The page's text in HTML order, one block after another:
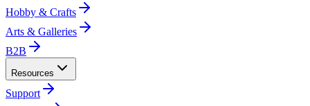
Hobby & Crafts​​​​‌ ‍ ​‍​‍‌‍ ‌ ​‍‌‍‍‌‌‍‌ ‌‍‍‌‌‍ ‍​‍​‍​ ‍‍​‍​‍‌ ​ ‌‍​‌‌‍ ‍‌‍‍‌‌ ‌​‌ ‍‌​‍ ‍‌‍‍‌‌‍ ​‍​‍​‍ ​​‍​‍‌‍‍​‌ ​‍‌‍‌‌‌‍‌‍​‍​‍​ ‍‍​‍​‍‌‍‍​‌ ‌​‌ ‌​‌ ​​​ ‍‍​‍ ​‍ ‌‍ ​‌‍ ‌‍​ ‌‍​‌‌‍ ​‌‍‍​‌‍ ‌ ​ ‌ ‌​​ ‍‍​ ​ ​ ​​​ ​​​ ​​​‍ ‌ ​ ‌ ‌​‌ ‌‌‌‍‌​‌‍‍‌‌‍ ​‍ ‌‍‍‌‌‍ ‍‌ ‌​‌‍‌‌‌‍ ‍‌ ‌​​‍ ‌‍‌‌‌‍‌​‌‍‍‌‌ ‌​​‍ ‌‍ ‌‌‍ ‌‍‌​‌‍‌‌​ ‌‌ ​​‌ ​‍‌‍‌‌‌ ​ ‌‍‌‌‌‍ ‍‌ ‌​‌‍​‌‌ ‌​‌‍‍‌‌‍ ‌‍ ‍​ ‍ ‌‍‍‌‌‍‌​​ ‌​ ​‌​ ‍​​ ‍​‌‍‌‍‌‍​ ​ ‌ ​ ​ ‌‍​ ​‍ ‌​ ​ ‌‍​‌​ ​​‌‍‌‌​‍ ‌​ ‌​​ ​ ​ ​‌​ ​​​‍ ‌​ ‍​‌‍‌‍​ ‍‌​ ​ ​‍ ‌‌‍​‌‌‍‌‍‌‍​ ‌‍​‍​ ‌‍‌‍​ ​ ​‌​ ​ ​ ‍‌​ ‍‌​ ‌‍‌‍​‍​ ‍ ‌ ‌​‌ ‍‌‌ ​​‌‍‌‌​ ‌‌‍ ‍‌‍​‌‌ ‌‍‌‍‍‌‌‍‌ ‌‍​‌‌ ‌​‌‍‍‌‌‍ ‌‍ ‍​ ‍ ‌ ​​‌‍​‌‌ ‌​‌‍‍​​ ‌‌‍ ‍‌‍​‌‌ ‌‍‌‍‍‌‌‍‌ ‌‍​‌‌ ‌​‌‍‍‌‌‍ ‌‍ ‍‌​‍‌‌ ‌​‌‍‌‌‌‍ ‌‌ ​ ​‍‌‌​ ‌‌‌​​‍‌‌ ‌‍‍ ‌‍‌‌‌ ‍‌​‍‌‌​ ​ ‌​‌​​‍‌‌​ ​ ‌​‌​​‍‌‌​ ​‍​ ​‍‌‍​‌​ ‌ ​ ‍‌‌‍​‌​ ‌‍‌‍​‌‌‍​ ​ ​‌‌‍‌​​ ‌ ​ ‍‌‌‍‌‍​‍‌‌​ ​‍​ ​‍​‍‌‌​ ‌‌‌​‌​​‍ ‍‌‍​ ‌‍‍​‌‍‍‌‌‍ ​‌‍‌​‌ ​‍‌‍‌‌‌‍ ‍​‍‌‌​ ‌‌‌​​‍‌‌ ‌‍‍ ‌‍‌‌‌ ‍‌​‍‌‌​ ​ ‌​‌​​‍‌‌​ ​ ‌​‌​​‍‌‌​ ​‍​ ​‍‌‍‌‌‌‍‌‍‌‍‌‌‌‍‌‍​ ‌ ‌‍‌‌​ ‌‍‌‍‌‌​ ‌‌‌‍​‌​ ​​‌‍‌‌​‍‌‌​ ​‍​ ​‍​‍‌‌​ ‌‌‌​‌​​‍ ‍‌ ‌​‌‍‍‌‌ ‌​‌‍ ​‌‍‌‌​ ‌‍​‍‌‍​‌‌ ​ ‌‍‌‌‌‌‌‌‌ ​‍‌‍ ​​ ‌‌‍‍​‌ ‌​‌ ‌​‌ ​​​‍‌‌​ ​ ‌​​‌​‍‌‌​ ​‍‌​‌‍​‍‌‌​ ​‍‌​‌‍‌‍ ​‌‍ ‌‍​ ‌‍​‌‌‍ ​‌‍‍​‌‍ ‌ ​ ‌ ‌​​‍‌‌​ ​ ‌​​‌​ ​ ​ ​​​ ​​​ ​​​‍‌‌​ ​‍‌​‌‍‌ ​ ‌ ‌​‌ ‌‌‌‍‌​‌‍‍‌‌‍ ​‍‌‍‌‍‍‌‌‍‌​​ ‌​ ​‌​ ‍​​ ‍​‌‍‌‍‌‍​ ​ ‌ ​ ​ ‌‍​ ​‍ ‌​ ​ ‌‍​‌​ ​​‌‍‌‌​‍ ‌​ ‌​​ ​ ​ ​‌​ ​​​‍ ‌​ ‍​‌‍‌‍​ ‍‌​ ​ ​‍ ‌‌‍​‌‌‍‌‍‌‍​ ‌‍​‍​ ‌‍‌‍​ ​ ​‌​ ​ ​ ‍‌​ ‍‌​ ‌‍‌‍​‍​‍‌‍‌ ‌​‌ ‍‌‌ ​​‌‍‌‌​ ‌‌‍ ‍‌‍​‌‌ ‌‍‌‍‍‌‌‍‌ ‌‍​‌‌ ‌​‌‍‍‌‌‍ ‌‍ ‍​‍‌‍‌ ​​‌‍​‌‌ ‌​‌‍‍​​ ‌‌‍ ‍‌‍​‌‌ ‌‍‌‍‍‌‌‍‌ ‌‍​‌‌ ‌​‌‍‍‌‌‍ ‌‍ ‍‌​‍‌‌ ‌​‌‍‌‌‌‍ ‌‌ ​ ​‍‌‌​ ‌‌‌​​‍‌‌ ‌‍‍ ‌‍‌‌‌ ‍‌​‍‌‌​ ​ ‌​‌​​‍‌‌​ ​ ‌​‌​​‍‌‌​ ​‍​ ​‍‌‍​‌​ ‌ ​ ‍‌‌‍​‌​ ‌‍‌‍​‌‌‍​ ​ ​‌‌‍‌​​ ‌ ​ ‍‌‌‍‌‍​‍‌‌​ ​‍​ ​‍​‍‌‌​ ‌‌‌​‌​​‍ ‍‌‍​ ‌‍‍​‌‍‍‌‌‍ ​‌‍‌​‌ ​‍‌‍‌‌‌‍ ‍​‍‌‌​ ‌‌‌​​‍‌‌ ‌‍‍ ‌‍‌‌‌ ‍‌​‍‌‌​ ​ ‌​‌​​‍‌‌​ ​ ‌​‌​​‍‌‌​ ​‍​ ​‍‌‍‌‌‌‍‌‍‌‍‌‌‌‍‌‍​ ‌ ‌‍‌‌​ ‌‍‌‍‌‌​ ‌‌‌‍​‌​ ​​‌‍‌‌​‍‌‌​ ​‍​ ​‍​‍‌‌​ ‌‌‌​‌​​‍ ‍‌ ‌​‌‍‍‌‌ ‌​‌‍ ​‌‍‌‌​‍‌‍‌ ​​‌‍‌‌‌ ​‍‌ ​ ‌ ​​‌‍‌‌‌‍​ ‌ ‌​‌‍‍‌‌ ‌‍‌‍‌‌​ ‌‌ ​​‌ ‌‌‌‍​‍‌‍ ​‌‍‍‌‌ ​ ‌‍‍​‌‍‌‌‌‍‌​​‍​‍‌ ‌
Arts & Galleries​​​​‌ ‍ ​‍​‍‌‍ ‌ ​‍‌‍‍‌‌‍‌ ‌‍‍‌‌‍ ‍​‍​‍​ ‍‍​‍​‍‌ ​ ‌‍​‌‌‍ ‍‌‍‍‌‌ ‌​‌ ‍‌​‍ ‍‌‍‍‌‌‍ ​‍​‍​‍ ​​‍​‍‌‍‍​‌ ​‍‌‍‌‌‌‍‌‍​‍​‍​ ‍‍​‍​‍‌‍‍​‌ ‌​‌ ‌​‌ ​​​ ‍‍​‍ ​‍ ‌‍ ​‌‍ ‌‍​ ‌‍​‌‌‍ ​‌‍‍​‌‍ ‌ ​ ‌ ‌​​ ‍‍​ ​ ​ ​​​ ​​​ ​​​‍ ‌ ​ ‌ ‌​‌ ‌‌‌‍‌​‌‍‍‌‌‍ ​‍ ‌‍‍‌‌‍ ‍‌ ‌​‌‍‌‌‌‍ ‍‌ ‌​​‍ ‌‍‌‌‌‍‌​‌‍‍‌‌ ‌​​‍ ‌‍ ‌‌‍ ‌‍‌​‌‍‌‌​ ‌‌ ​​‌ ​‍‌‍‌‌‌ ​ ‌‍‌‌‌‍ ‍‌ ‌​‌‍​‌‌ ‌​‌‍‍‌‌‍ ‌‍ ‍​ ‍ ‌‍‍‌‌‍‌​​ ‌​ ​‌​ ‍​​ ‍​‌‍‌‍‌‍​ ​ ‌ ​ ​ ‌‍​ ​‍ ‌​ ​ ‌‍​‌​ ​​‌‍‌‌​‍ ‌​ ‌​​ ​ ​ ​‌​ ​​​‍ ‌​ ‍​‌‍‌‍​ ‍‌​ ​ ​‍ ‌‌‍​‌‌‍‌‍‌‍​ ‌‍​‍​ ‌‍‌‍​ ​ ​‌​ ​ ​ ‍‌​ ‍‌​ ‌‍‌‍​‍​ ‍ ‌ ‌​‌ ‍‌‌ ​​‌‍‌‌​ ‌‌‍ ‍‌‍​‌‌ ‌‍‌‍‍‌‌‍‌ ‌‍​‌‌ ‌​‌‍‍‌‌‍ ‌‍ ‍​ ‍ ‌ ​​‌‍​‌‌ ‌​‌‍‍​​ ‌‌‍ ‍‌‍​‌‌ ‌‍‌‍‍‌‌‍‌ ‌‍​‌‌ ‌​‌‍‍‌‌‍ ‌‍ ‍‌​‍‌‌ ‌​‌‍‌‌‌‍ ‌‌ ​ ​‍‌‌​ ‌‌‌​​‍‌‌ ‌‍‍ ‌‍‌‌‌ ‍‌​‍‌‌​ ​ ‌​‌​​‍‌‌​ ​ ‌​‌​​‍‌‌​ ​‍​ ​‍‌‍​‌​ ‌ ​ ‍‌‌‍​‌​ ‌‍‌‍​‌‌‍​ ​ ​‌‌‍‌​​ ‌ ​ ‍‌‌‍‌‍​‍‌‌​ ​‍​ ​‍​‍‌‌​ ‌‌‌​‌​​‍ ‍‌‍​ ‌‍‍​‌‍‍‌‌‍ ​‌‍‌​‌ ​‍‌‍‌‌‌‍ ‍​‍‌‌​ ‌‌‌​​‍‌‌ ‌‍‍ ‌‍‌‌‌ ‍‌​‍‌‌​ ​ ‌​‌​​‍‌‌​ ​ ‌​‌​​‍‌‌​ ​‍​ ​‍​ ‍​‌‍‌​​ ‍​​ ‌ ​ ​‌‌‍​‍‌‍​‌‌‍​ ​ ‌‌‌‍​ ​ ‌​​ ​‌​‍‌‌​ ​‍​ ​‍​‍‌‌​ ‌‌‌​‌​​‍ ‍‌ ‌​‌‍‍‌‌ ‌​‌‍ ​‌‍‌‌​ ‌‍​‍‌‍​‌‌ ​ ‌‍‌‌‌‌‌‌‌ ​‍‌‍ ​​ ‌‌‍‍​‌ ‌​‌ ‌​‌ ​​​‍‌‌​ ​ ‌​​‌​‍‌‌​ ​‍‌​‌‍​‍‌‌​ ​‍‌​‌‍‌‍ ​‌‍ ‌‍​ ‌‍​‌‌‍ ​‌‍‍​‌‍ ‌ ​ ‌ ‌​​‍‌‌​ ​ ‌​​‌​ ​ ​ ​​​ ​​​ ​​​‍‌‌​ ​‍‌​‌‍‌ ​ ‌ ‌​‌ ‌‌‌‍‌​‌‍‍‌‌‍ ​‍‌‍‌‍‍‌‌‍‌​​ ‌​ ​‌​ ‍​​ ‍​‌‍‌‍‌‍​ ​ ‌ ​ ​ ‌‍​ ​‍ ‌​ ​ ‌‍​‌​ ​​‌‍‌‌​‍ ‌​ ‌​​ ​ ​ ​‌​ ​​​‍ ‌​ ‍​‌‍‌‍​ ‍‌​ ​ ​‍ ‌‌‍​‌‌‍‌‍‌‍​ ‌‍​‍​ ‌‍‌‍​ ​ ​‌​ ​ ​ ‍‌​ ‍‌​ ‌‍‌‍​‍​‍‌‍‌ ‌​‌ ‍‌‌ ​​‌‍‌‌​ ‌‌‍ ‍‌‍​‌‌ ‌‍‌‍‍‌‌‍‌ ‌‍​‌‌ ‌​‌‍‍‌‌‍ ‌‍ ‍​‍‌‍‌ ​​‌‍​‌‌ ‌​‌‍‍​​ ‌‌‍ ‍‌‍​‌‌ ‌‍‌‍‍‌‌‍‌ ‌‍​‌‌ ‌​‌‍‍‌‌‍ ‌‍ ‍‌​‍‌‌ ‌​‌‍‌‌‌‍ ‌‌ ​ ​‍‌‌​ ‌‌‌​​‍‌‌ ‌‍‍ ‌‍‌‌‌ ‍‌​‍‌‌​ ​ ‌​‌​​‍‌‌​ ​ ‌​‌​​‍‌‌​ ​‍​ ​‍‌‍​‌​ ‌ ​ ‍‌‌‍​‌​ ‌‍‌‍​‌‌‍​ ​ ​‌‌‍‌​​ ‌ ​ ‍‌‌‍‌‍​‍‌‌​ ​‍​ ​‍​‍‌‌​ ‌‌‌​‌​​‍ ‍‌‍​ ‌‍‍​‌‍‍‌‌‍ ​‌‍‌​‌ ​‍‌‍‌‌‌‍ ‍​‍‌‌​ ‌‌‌​​‍‌‌ ‌‍‍ ‌‍‌‌‌ ‍‌​‍‌‌​ ​ ‌​‌​​‍‌‌​ ​ ‌​‌​​‍‌‌​ ​‍​ ​‍​ ‍​‌‍‌​​ ‍​​ ‌ ​ ​‌‌‍​‍‌‍​‌‌‍​ ​ ‌‌‌‍​ ​ ‌​​ ​‌​‍‌‌​ ​‍​ ​‍​‍‌‌​ ‌‌‌​‌​​‍ ‍‌ ‌​‌‍‍‌‌ ‌​‌‍ ​‌‍‌‌​‍‌‍‌ ​​‌‍‌‌‌ ​‍‌ ​ ‌ ​​‌‍‌‌‌‍​ ‌ ‌​‌‍‍‌‌ ‌‍‌‍‌‌​ ‌‌ ​​‌ ‌‌‌‍​‍‌‍ ​‌‍‍‌‌ ​ ‌‍‍​‌‍‌‌‌‍‌​​‍​‍‌ ‌
B2B​​​​‌ ‍ ​‍​‍‌‍ ‌ ​‍‌‍‍‌‌‍‌ ‌‍‍‌‌‍ ‍​‍​‍​ ‍‍​‍​‍‌ ​ ‌‍​‌‌‍ ‍‌‍‍‌‌ ‌​‌ ‍‌​‍ ‍‌‍‍‌‌‍ ​‍​‍​‍ ​​‍​‍‌‍‍​‌ ​‍‌‍‌‌‌‍‌‍​‍​‍​ ‍‍​‍​‍‌‍‍​‌ ‌​‌ ‌​‌ ​​​ ‍‍​‍ ​‍ ‌‍ ​‌‍ ‌‍​ ‌‍​‌‌‍ ​‌‍‍​‌‍ ‌ ​ ‌ ‌​​ ‍‍​ ​ ​ ​​​ ​​​ ​​​‍ ‌ ​ ‌ ‌​‌ ‌‌‌‍‌​‌‍‍‌‌‍ ​‍ ‌‍‍‌‌‍ ‍‌ ‌​‌‍‌‌‌‍ ‍‌ ‌​​‍ ‌‍‌‌‌‍‌​‌‍‍‌‌ ‌​​‍ ‌‍ ‌‌‍ ‌‍‌​‌‍‌‌​ ‌‌ ​​‌ ​‍‌‍‌‌‌ ​ ‌‍‌‌‌‍ ‍‌ ‌​‌‍​‌‌ ‌​‌‍‍‌‌‍ ‌‍ ‍​ ‍ ‌‍‍‌‌‍‌​​ ‌​ ​‌​ ‍​​ ‍​‌‍‌‍‌‍​ ​ ‌ ​ ​ ‌‍​ ​‍ ‌​ ​ ‌‍​‌​ ​​‌‍‌‌​‍ ‌​ ‌​​ ​ ​ ​‌​ ​​​‍ ‌​ ‍​‌‍‌‍​ ‍‌​ ​ ​‍ ‌‌‍​‌‌‍‌‍‌‍​ ‌‍​‍​ ‌‍‌‍​ ​ ​‌​ ​ ​ ‍‌​ ‍‌​ ‌‍‌‍​‍​ ‍ ‌ ‌​‌ ‍‌‌ ​​‌‍‌‌​ ‌‌‍ ‍‌‍​‌‌ ‌‍‌‍‍‌‌‍‌ ‌‍​‌‌ ‌​‌‍‍‌‌‍ ‌‍ ‍​ ‍ ‌ ​​‌‍​‌‌ ‌​‌‍‍​​ ‌‌‍ ‍‌‍​‌‌ ‌‍‌‍‍‌‌‍‌ ‌‍​‌‌ ‌​‌‍‍‌‌‍ ‌‍ ‍‌​‍‌‌ ‌​‌‍‌‌‌‍ ‌‌ ​ ​‍‌‌​ ‌‌‌​​‍‌‌ ‌‍‍ ‌‍‌‌‌ ‍‌​‍‌‌​ ​ ‌​‌​​‍‌‌​ ​ ‌​‌​​‍‌‌​ ​‍​ ​‍‌‍​‌​ ‌ ​ ‍‌‌‍​‌​ ‌‍‌‍​‌‌‍​ ​ ​‌‌‍‌​​ ‌ ​ ‍‌‌‍‌‍​‍‌‌​ ​‍​ ​‍​‍‌‌​ ‌‌‌​‌​​‍ ‍‌‍​ ‌‍‍​‌‍‍‌‌‍ ​‌‍‌​‌ ​‍‌‍‌‌‌‍ ‍​‍‌‌​ ‌‌‌​​‍‌‌ ‌‍‍ ‌‍‌‌‌ ‍‌​‍‌‌​ ​ ‌​‌​​‍‌‌​ ​ ‌​‌​​‍‌‌​ ​‍​ ​‍​ ​ ​ ‌‌‌‍‌‌​ ​ ‌‍‌‍‌‍‌​​ ​​​ ​​​ ‍​​ ‍‌‌‍‌‍​ ‌ ​‍‌‌​ ​‍​ ​‍​‍‌‌​ ‌‌‌​‌​​‍ ‍‌ ‌​‌‍‍‌‌ ‌​‌‍ ​‌‍‌‌​ ‌‍​‍‌‍​‌‌ ​ ‌‍‌‌‌‌‌‌‌ ​‍‌‍ ​​ ‌‌‍‍​‌ ‌​‌ ‌​‌ ​​​‍‌‌​ ​ ‌​​‌​‍‌‌​ ​‍‌​‌‍​‍‌‌​ ​‍‌​‌‍‌‍ ​‌‍ ‌‍​ ‌‍​‌‌‍ ​‌‍‍​‌‍ ‌ ​ ‌ ‌​​‍‌‌​ ​ ‌​​‌​ ​ ​ ​​​ ​​​ ​​​‍‌‌​ ​‍‌​‌‍‌ ​ ‌ ‌​‌ ‌‌‌‍‌​‌‍‍‌‌‍ ​‍‌‍‌‍‍‌‌‍‌​​ ‌​ ​‌​ ‍​​ ‍​‌‍‌‍‌‍​ ​ ‌ ​ ​ ‌‍​ ​‍ ‌​ ​ ‌‍​‌​ ​​‌‍‌‌​‍ ‌​ ‌​​ ​ ​ ​‌​ ​​​‍ ‌​ ‍​‌‍‌‍​ ‍‌​ ​ ​‍ ‌‌‍​‌‌‍‌‍‌‍​ ‌‍​‍​ ‌‍‌‍​ ​ ​‌​ ​ ​ ‍‌​ ‍‌​ ‌‍‌‍​‍​‍‌‍‌ ‌​‌ ‍‌‌ ​​‌‍‌‌​ ‌‌‍ ‍‌‍​‌‌ ‌‍‌‍‍‌‌‍‌ ‌‍​‌‌ ‌​‌‍‍‌‌‍ ‌‍ ‍​‍‌‍‌ ​​‌‍​‌‌ ‌​‌‍‍​​ ‌‌‍ ‍‌‍​‌‌ ‌‍‌‍‍‌‌‍‌ ‌‍​‌‌ ‌​‌‍‍‌‌‍ ‌‍ ‍‌​‍‌‌ ‌​‌‍‌‌‌‍ ‌‌ ​ ​‍‌‌​ ‌‌‌​​‍‌‌ ‌‍‍ ‌‍‌‌‌ ‍‌​‍‌‌​ ​ ‌​‌​​‍‌‌​ ​ ‌​‌​​‍‌‌​ ​‍​ ​‍‌‍​‌​ ‌ ​ ‍‌‌‍​‌​ ‌‍‌‍​‌‌‍​ ​ ​‌‌‍‌​​ ‌ ​ ‍‌‌‍‌‍​‍‌‌​ ​‍​ ​‍​‍‌‌​ ‌‌‌​‌​​‍ ‍‌‍​ ‌‍‍​‌‍‍‌‌‍ ​‌‍‌​‌ ​‍‌‍‌‌‌‍ ‍​‍‌‌​ ‌‌‌​​‍‌‌ ‌‍‍ ‌‍‌‌‌ ‍‌​‍‌‌​ ​ ‌​‌​​‍‌‌​ ​ ‌​‌​​‍‌‌​ ​‍​ ​‍​ ​ ​ ‌‌‌‍‌‌​ ​ ‌‍‌‍‌‍‌​​ ​​​ ​​​ ‍​​ ‍‌‌‍‌‍​ ‌ ​‍‌‌​ ​‍​ ​‍​‍‌‌​ ‌‌‌​‌​​‍ ‍‌ ‌​‌‍‍‌‌ ‌​‌‍ ​‌‍‌‌​‍‌‍‌ ​​‌‍‌‌‌ ​‍‌ ​ ‌ ​​‌‍‌‌‌‍​ ‌ ‌​‌‍‍‌‌ ‌‍‌‍‌‌​ ‌‌ ​​‌ ‌‌‌‍​‍‌‍ ​‌‍‍‌‌ ​ ‌‍‍​‌‍‌‌‌‍‌​​‍​‍‌ ‌
Resources​​​​‌ ‍ ​‍​‍‌‍ ‌ ​‍‌‍‍‌‌‍‌ ‌‍‍‌‌‍ ‍​‍​‍​ ‍‍​‍​‍‌ ​ ‌‍​‌‌‍ ‍‌‍‍‌‌ ‌​‌ ‍‌​‍ ‍‌‍‍‌‌‍ ​‍​‍​‍ ​​‍​‍‌‍‍​‌ ​‍‌‍‌‌‌‍‌‍​‍​‍​ ‍‍​‍​‍‌‍‍​‌ ‌​‌ ‌​‌ ​​​ ‍‍​‍ ​‍ ‌‍ ​‌‍ ‌‍​ ‌‍​‌‌‍ ​‌‍‍​‌‍ ‌ ​ ‌ ‌​​ ‍‍​ ​ ​ ​​​ ​​​ ​​​‍ ‌ ​ ‌ ‌​‌ ‌‌‌‍‌​‌‍‍‌‌‍ ​‍ ‌‍‍‌‌‍ ‍‌ ‌​‌‍‌‌‌‍ ‍‌ ‌​​‍ ‌‍‌‌‌‍‌​‌‍‍‌‌ ‌​​‍ ‌‍ ‌‌‍ ‌‍‌​‌‍‌‌​ ‌‌ ​​‌ ​‍‌‍‌‌‌ ​ ‌‍‌‌‌‍ ‍‌ ‌​‌‍​‌‌ ‌​‌‍‍‌‌‍ ‌‍ ‍​ ‍ ‌‍‍‌‌‍‌​​ ‌​ ​‌​ ‍​​ ‍​‌‍‌‍‌‍​ ​ ‌ ​ ​ ‌‍​ ​‍ ‌​ ​ ‌‍​‌​ ​​‌‍‌‌​‍ ‌​ ‌​​ ​ ​ ​‌​ ​​​‍ ‌​ ‍​‌‍‌‍​ ‍‌​ ​ ​‍ ‌‌‍​‌‌‍‌‍‌‍​ ‌‍​‍​ ‌‍‌‍​ ​ ​‌​ ​ ​ ‍‌​ ‍‌​ ‌‍‌‍​‍​ ‍ ‌ ‌​‌ ‍‌‌ ​​‌‍‌‌​ ‌‌‍ ‍‌‍​‌‌ ‌‍‌‍‍‌‌‍‌ ‌‍​‌‌ ‌​‌‍‍‌‌‍ ‌‍ ‍​ ‍ ‌ ​​‌‍​‌‌ ‌​‌‍‍​​ ‌‌‍ ‍‌‍​‌‌ ‌‍‌‍‍‌‌‍‌ ‌‍​‌‌ ‌​‌‍‍‌‌‍ ‌‍ ‍‌​‍‌‌ ‌​‌‍‌‌‌‍ ‌‌ ​ ​‍‌‌​ ‌‌‌​​‍‌‌ ‌‍‍ ‌‍‌‌‌ ‍‌​‍‌‌​ ​ ‌​‌​​‍‌‌​ ​ ‌​‌​​‍‌‌​ ​‍​ ​‍‌‍​‌​ ​​‌‍‌​‌‍‌‌​ ‌‌‌‍‌‍‌‍​ ​ ‌ ‌‍​ ​ ‌​​ ‌​​ ​ ​‍‌‌​ ​‍​ ​‍​‍‌‌​ ‌‌‌​‌​​‍ ‍‌ ‌​‌‍‍‌‌ ‌​‌‍ ​‌‍‌‌​ ‌‍​‍‌‍​‌‌ ​ ‌‍‌‌‌‌‌‌‌ ​‍‌‍ ​​ ‌‌‍‍​‌ ‌​‌ ‌​‌ ​​​‍‌‌​ ​ ‌​​‌​‍‌‌​ ​‍‌​‌‍​‍‌‌​ ​‍‌​‌‍‌‍ ​‌‍ ‌‍​ ‌‍​‌‌‍ ​‌‍‍​‌‍ ‌ ​ ‌ ‌​​‍‌‌​ ​ ‌​​‌​ ​ ​ ​​​ ​​​ ​​​‍‌‌​ ​‍‌​‌‍‌ ​ ‌ ‌​‌ ‌‌‌‍‌​‌‍‍‌‌‍ ​‍‌‍‌‍‍‌‌‍‌​​ ‌​ ​‌​ ‍​​ ‍​‌‍‌‍‌‍​ ​ ‌ ​ ​ ‌‍​ ​‍ ‌​ ​ ‌‍​‌​ ​​‌‍‌‌​‍ ‌​ ‌​​ ​ ​ ​‌​ ​​​‍ ‌​ ‍​‌‍‌‍​ ‍‌​ ​ ​‍ ‌‌‍​‌‌‍‌‍‌‍​ ‌‍​‍​ ‌‍‌‍​ ​ ​‌​ ​ ​ ‍‌​ ‍‌​ ‌‍‌‍​‍​‍‌‍‌ ‌​‌ ‍‌‌ ​​‌‍‌‌​ ‌‌‍ ‍‌‍​‌‌ ‌‍‌‍‍‌‌‍‌ ‌‍​‌‌ ‌​‌‍‍‌‌‍ ‌‍ ‍​‍‌‍‌ ​​‌‍​‌‌ ‌​‌‍‍​​ ‌‌‍ ‍‌‍​‌‌ ‌‍‌‍‍‌‌‍‌ ‌‍​‌‌ ‌​‌‍‍‌‌‍ ‌‍ ‍‌​‍‌‌ ‌​‌‍‌‌‌‍ ‌‌ ​ ​‍‌‌​ ‌‌‌​​‍‌‌ ‌‍‍ ‌‍‌‌‌ ‍‌​‍‌‌​ ​ ‌​‌​​‍‌‌​ ​ ‌​‌​​‍‌‌​ ​‍​ ​‍‌‍​‌​ ​​‌‍‌​‌‍‌‌​ ‌‌‌‍‌‍‌‍​ ​ ‌ ‌‍​ ​ ‌​​ ‌​​ ​ ​‍‌‌​ ​‍​ ​‍​‍‌‌​ ‌‌‌​‌​​‍ ‍‌ ‌​‌‍‍‌‌ ‌​‌‍ ​‌‍‌‌​‍‌‍‌ ​​‌‍‌‌‌ ​‍‌ ​ ‌ ​​‌‍‌‌‌‍​ ‌ ‌​‌‍‍‌‌ ‌‍‌‍‌‌​ ‌‌ ​​‌ ‌‌‌‍​‍‌‍ ​‌‍‍‌‌ ​ ‌‍‍​‌‍‌‌‌‍‌​​‍​‍‌ ‌
Support​​​​‌ ‍ ​‍​‍‌‍ ‌ ​‍‌‍‍‌‌‍‌ ‌‍‍‌‌‍ ‍​‍​‍​ ‍‍​‍​‍‌ ​ ‌‍​‌‌‍ ‍‌‍‍‌‌ ‌​‌ ‍‌​‍ ‍‌‍‍‌‌‍ ​‍​‍​‍ ​​‍​‍‌‍‍​‌ ​‍‌‍‌‌‌‍‌‍​‍​‍​ ‍‍​‍​‍‌‍‍​‌ ‌​‌ ‌​‌ ​​​ ‍‍​‍ ​‍ ‌‍ ​‌‍ ‌‍​ ‌‍​‌‌‍ ​‌‍‍​‌‍ ‌ ​ ‌ ‌​​ ‍‍​ ​ ​ ​​​ ​​​ ​​​‍ ‌ ​ ‌ ‌​‌ ‌‌‌‍‌​‌‍‍‌‌‍ ​‍ ‌‍‍‌‌‍ ‍‌ ‌​‌‍‌‌‌‍ ‍‌ ‌​​‍ ‌‍‌‌‌‍‌​‌‍‍‌‌ ‌​​‍ ‌‍ ‌‌‍ ‌‍‌​‌‍‌‌​ ‌‌ ​​‌ ​‍‌‍‌‌‌ ​ ‌‍‌‌‌‍ ‍‌ ‌​‌‍​‌‌ ‌​‌‍‍‌‌‍ ‌‍ ‍​ ‍ ‌‍‍‌‌‍‌​​ ‌​ ​‌​ ‍​​ ‍​‌‍‌‍‌‍​ ​ ‌ ​ ​ ‌‍​ ​‍ ‌​ ​ ‌‍​‌​ ​​‌‍‌‌​‍ ‌​ ‌​​ ​ ​ ​‌​ ​​​‍ ‌​ ‍​‌‍‌‍​ ‍‌​ ​ ​‍ ‌‌‍​‌‌‍‌‍‌‍​ ‌‍​‍​ ‌‍‌‍​ ​ ​‌​ ​ ​ ‍‌​ ‍‌​ ‌‍‌‍​‍​ ‍ ‌ ‌​‌ ‍‌‌ ​​‌‍‌‌​ ‌‌‍ ‍‌‍​‌‌ ‌‍‌‍‍‌‌‍‌ ‌‍​‌‌ ‌​‌‍‍‌‌‍ ‌‍ ‍​ ‍ ‌ ​​‌‍​‌‌ ‌​‌‍‍​​ ‌‌‍ ‍‌‍​‌‌ ‌‍‌‍‍‌‌‍‌ ‌‍​‌‌ ‌​‌‍‍‌‌‍ ‌‍ ‍‌​‍‌‌ ‌​‌‍‌‌‌‍ ‌‌ ​ ​‍‌‌​ ‌‌‌​​‍‌‌ ‌‍‍ ‌‍‌‌‌ ‍‌​‍‌‌​ ​ ‌​‌​​‍‌‌​ ​ ‌​‌​​‍‌‌​ ​‍​ ​‍‌‍​‌​ ​​‌‍‌​‌‍‌‌​ ‌‌‌‍‌‍‌‍​ ​ ‌ ‌‍​ ​ ‌​​ ‌​​ ​ ​‍‌‌​ ​‍​ ​‍​‍‌‌​ ‌‌‌​‌​​‍ ‍‌‍​ ‌‍‍​‌‍‍‌‌‍ ​‌‍‌​‌ ​‍‌‍‌‌‌‍ ‍​‍‌‌​ ‌‌‌​​‍‌‌ ‌‍‍ ‌‍‌‌‌ ‍‌​‍‌‌​ ​ ‌​‌​​‍‌‌​ ​ ‌​‌​​‍‌‌​ ​‍​ ​‍​ ​​‌‍‌‌‌‍​‌​ ‌‍‌‍‌‍​ ​​​ ​​‌‍​ ​ ‌‍​ ​‌‌‍‌‌​ ​​​‍‌‌​ ​‍​ ​‍​‍‌‌​ ‌‌‌​‌​​‍ ‍‌ ‌​‌‍‍‌‌ ‌​‌‍ ​‌‍‌‌​ ‌‍​‍‌‍​‌‌ ​ ‌‍‌‌‌‌‌‌‌ ​‍‌‍ ​​ ‌‌‍‍​‌ ‌​‌ ‌​‌ ​​​‍‌‌​ ​ ‌​​‌​‍‌‌​ ​‍‌​‌‍​‍‌‌​ ​‍‌​‌‍‌‍ ​‌‍ ‌‍​ ‌‍​‌‌‍ ​‌‍‍​‌‍ ‌ ​ ‌ ‌​​‍‌‌​ ​ ‌​​‌​ ​ ​ ​​​ ​​​ ​​​‍‌‌​ ​‍‌​‌‍‌ ​ ‌ ‌​‌ ‌‌‌‍‌​‌‍‍‌‌‍ ​‍‌‍‌‍‍‌‌‍‌​​ ‌​ ​‌​ ‍​​ ‍​‌‍‌‍‌‍​ ​ ‌ ​ ​ ‌‍​ ​‍ ‌​ ​ ‌‍​‌​ ​​‌‍‌‌​‍ ‌​ ‌​​ ​ ​ ​‌​ ​​​‍ ‌​ ‍​‌‍‌‍​ ‍‌​ ​ ​‍ ‌‌‍​‌‌‍‌‍‌‍​ ‌‍​‍​ ‌‍‌‍​ ​ ​‌​ ​ ​ ‍‌​ ‍‌​ ‌‍‌‍​‍​‍‌‍‌ ‌​‌ ‍‌‌ ​​‌‍‌‌​ ‌‌‍ ‍‌‍​‌‌ ‌‍‌‍‍‌‌‍‌ ‌‍​‌‌ ‌​‌‍‍‌‌‍ ‌‍ ‍​‍‌‍‌ ​​‌‍​‌‌ ‌​‌‍‍​​ ‌‌‍ ‍‌‍​‌‌ ‌‍‌‍‍‌‌‍‌ ‌‍​‌‌ ‌​‌‍‍‌‌‍ ‌‍ ‍‌​‍‌‌ ‌​‌‍‌‌‌‍ ‌‌ ​ ​‍‌‌​ ‌‌‌​​‍‌‌ ‌‍‍ ‌‍‌‌‌ ‍‌​‍‌‌​ ​ ‌​‌​​‍‌‌​ ​ ‌​‌​​‍‌‌​ ​‍​ ​‍‌‍​‌​ ​​‌‍‌​‌‍‌‌​ ‌‌‌‍‌‍‌‍​ ​ ‌ ‌‍​ ​ ‌​​ ‌​​ ​ ​‍‌‌​ ​‍​ ​‍​‍‌‌​ ‌‌‌​‌​​‍ ‍‌‍​ ‌‍‍​‌‍‍‌‌‍ ​‌‍‌​‌ ​‍‌‍‌‌‌‍ ‍​‍‌‌​ ‌‌‌​​‍‌‌ ‌‍‍ ‌‍‌‌‌ ‍‌​‍‌‌​ ​ ‌​‌​​‍‌‌​ ​ ‌​‌​​‍‌‌​ ​‍​ ​‍​ ​​‌‍‌‌‌‍​‌​ ‌‍‌‍‌‍​ ​​​ ​​‌‍​ ​ ‌‍​ ​‌‌‍‌‌​ ​​​‍‌‌​ ​‍​ ​‍​‍‌‌​ ‌‌‌​‌​​‍ ‍‌ ‌​‌‍‍‌‌ ‌​‌‍ ​‌‍‌‌​‍‌‍‌ ​​‌‍‌‌‌ ​‍‌ ​ ‌ ​​‌‍‌‌‌‍​ ‌ ‌​‌‍‍‌‌ ‌‍‌‍‌‌​ ‌‌ ​​‌ ‌‌‌‍​‍‌‍ ​‌‍‍‌‌ ​ ‌‍‍​‌‍‌‌‌‍‌​​‍​‍‌ ‌